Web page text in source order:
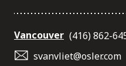
Vancouver (416) 862-
svanvliet@osler.com